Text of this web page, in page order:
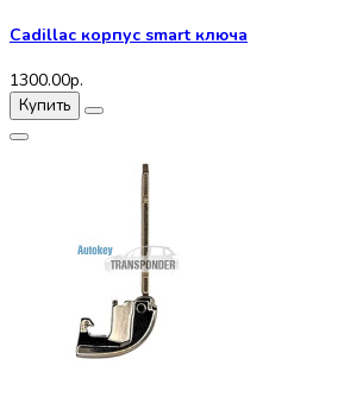
Cadillac корпус smart ключа
1300.00р.
Купить